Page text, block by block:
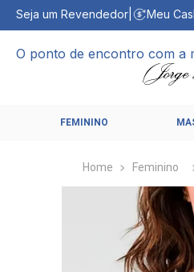
Seja um Revendedor Meu
O ponto de encontro com a
FEMININO
Feminino